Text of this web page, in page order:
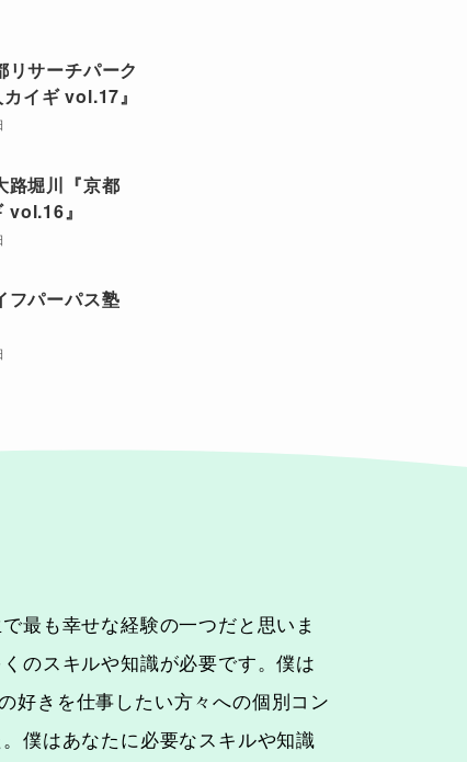
リサーチパーク
カイギ vol.17』
路堀川『京都
vol.16』
フパーパス塾
最も幸せな経験の一つだと思いま
のスキルや知識が必要です。僕は
好きを仕事したい方々への個別コン
僕はあなたに必要なスキルや知識